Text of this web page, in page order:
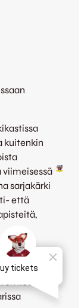
kuitenkin
viimeisessä
sarjakärki
että
synkkää
pistetili
lievän